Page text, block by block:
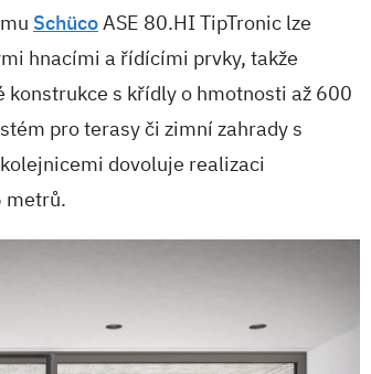
SchücoASE 80.HI TipTronic lze
hnacími a řídícími prvky, takže
s křídly o hmotnosti až 600
pro terasy či zimní zahrady s
dovoluje realizaci
metrů.